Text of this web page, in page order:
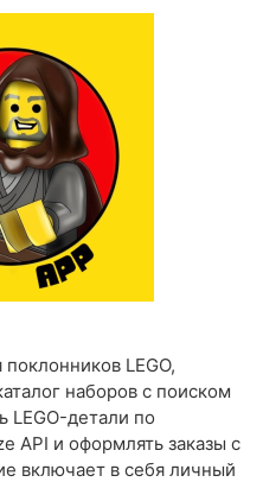
LEGO,
наборов с поиском
LEGO-детали по
API и оформлять заказы с
включает в себя личный